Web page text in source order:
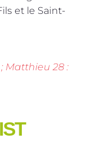
et le Saint-
; Matthieu 28 :